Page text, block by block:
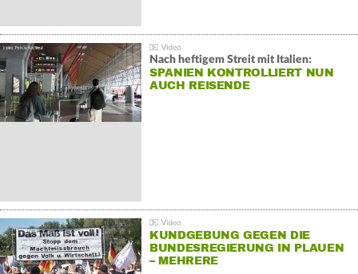
Nach heftigem Streit mit Italien:
SPANIEN KONTROLLIERT NUN
AUCH REISENDE
KUNDGEBUNG GEGEN DIE
BUNDESREGIERUNG IN PLAUEN
– MEHRERE